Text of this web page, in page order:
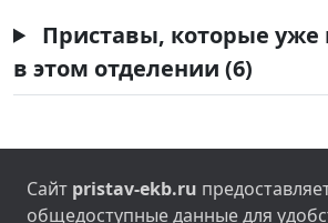
Приставы, которые уже
в этом отделении (6)
Сайт pristav-ekb.ru
общедоступные данные для